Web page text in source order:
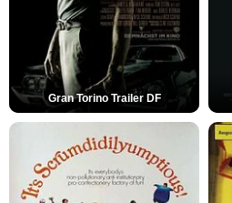
Gran Torino Trailer DF